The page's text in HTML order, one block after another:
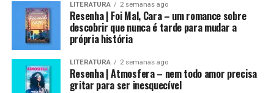
LITERATURA 2 semanas ago
Resenha | Foi Mal, Cara – um romance sobre
descobrir que nunca é tarde para mudar a
própria história
LITERATURA 2 semanas ago
Resenha | Atmosfera – nem todo amor precisa
gritar para ser inesquecível